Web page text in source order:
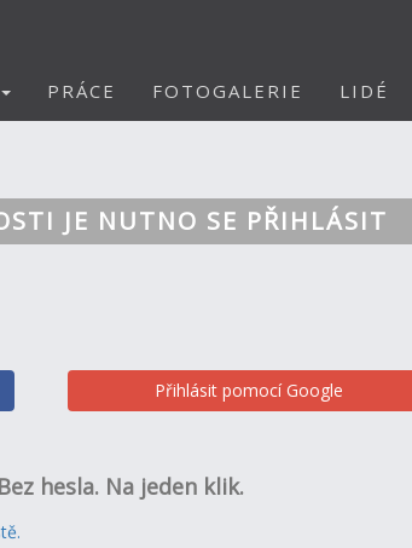
PRÁCE FOTOGALERIE LIDÉ
JE NUTNO SE PŘIHLÁSIT
Přihlásit pomocí Google
hesla. Na jeden klik.